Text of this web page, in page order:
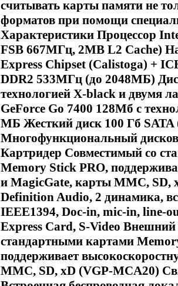
считывать карты памяти не
форматов при помощи
Характеристики Процессор
FSB 667МГц, 2MB L2 Cache)
Express Chipset (Calistoga) +
DDR2 533МГц (до 2048МБ)
технологией X-black и двумя
GeForce Go 7400 128Мб с
МБ Жесткий диск 100 Гб SATA
Многофункциональный
Картридер Совместимый со
Memory Stick PRO,
и MagicGate, карты MMC, SD,
Definition Audio, 2 динамика,
IEEE1394, Doc-in, mic-in, line-
Express Card, S-Video
стандартными картами
поддерживает
MMC, SD, xD (VGP-MCA20)